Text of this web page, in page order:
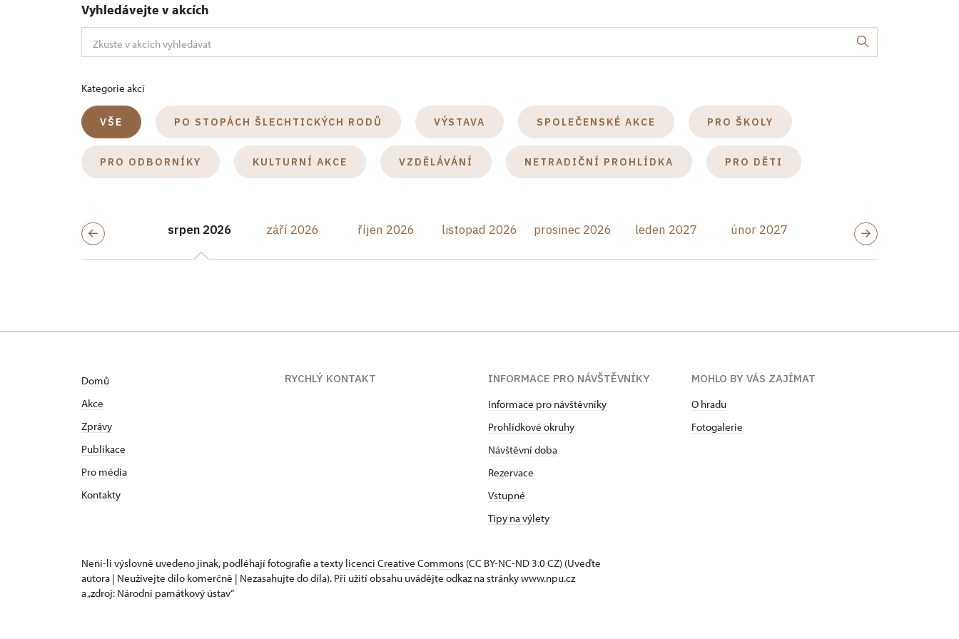
Vyhledávejte v akcích
Kategorie akcí
VŠE PO STOPÁCH ŠLECHTICKÝCH RODŮ VÝSTAVA SPOLEČENSKÉ AKCE PRO ŠKOLY
PRO ODBORNÍKY KULTURNÍ AKCE VZDĚLÁVÁNÍ NETRADIČNÍ PROHLÍDKA PRO DĚTI
srpen 2026 září 2026 říjen 2026 listopad 2026 prosinec 2026 leden 2027 únor 2027
Domů
Akce
Zprávy
Publikace
Pro média
Kontakty
RYCHLÝ KONTAKT
INFORMACE PRO NÁVŠTĚVNÍKY
Informace pro návštěvníky
Prohlídkové okruhy
Návštěvní doba
Rezervace
Vstupné
Tipy na výlety
MOHLO BY VÁS ZAJÍMAT
O hradu
Fotogalerie
Není-li výslovně uvedeno jinak, podléhají fotografie a texty licenci Creative Commons (CC BY-NC-ND 3.0 CZ) (Uveďte
autora | Neužívejte dílo komerčně | Nezasahujte do díla). Při užití obsahu uvádějte odkaz na stránky www.npu.cz
a „zdroj: Národní památkový ústav“